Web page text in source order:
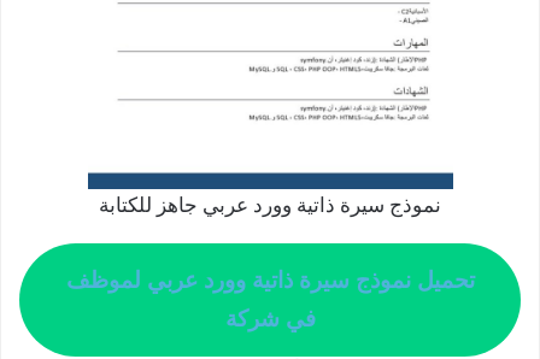
نموذج سيرة ذاتية وورد عربي جاهز للكتابة
تحميل نموذج سيرة ذاتية وورد عربي لموظف
في شركة